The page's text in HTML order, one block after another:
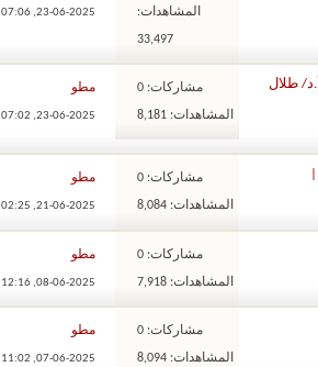
المشاهدات:
33,497
23-06-2025,
07:06 AM
طلال مشاركات: 0
المشاهدات: 8,181
مطو
23-06-2025,
07:02 AM
مشاركات: 0
المشاهدات: 8,084
مطو
21-06-2025,
02:25 PM
مشاركات: 0
المشاهدات: 7,918
مطو
08-06-2025,
12:16 PM
مشاركات: 0
المشاهدات: 8,094
مطو
07-06-2025,
11:02 PM